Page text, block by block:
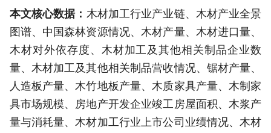
本文核心数据： 木材加工行业产业链、木材产业全景
图谱、中国森林资源情况、木材产量、木材进口量、
木材对外依存度、木材加工及其他相关制品企业数
量、木材加工及其他相关制品营收情况、锯材产量、
人造板产量、木竹地板产量、木质家具产量、木制家
具市场规模、房地产开发企业竣工房屋面积、木浆产
量与消耗量、木材加工行业上市公司业绩情况、木材